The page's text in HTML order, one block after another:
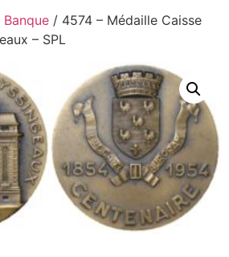
Banque / 4574 – Médaille Caisse
– SPL